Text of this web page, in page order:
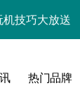
技巧大放送
网打尽！
热门品牌